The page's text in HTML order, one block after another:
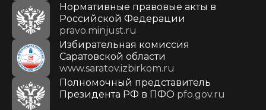
Нормативные правовые акты в
Российской Федерации
pravo.minjust.ru
Избирательная комиссия
Саратовской области
www.saratov.izbirkom.ru
Полномочный представитель
Президента РФ в ПФО pfo.gov.ru